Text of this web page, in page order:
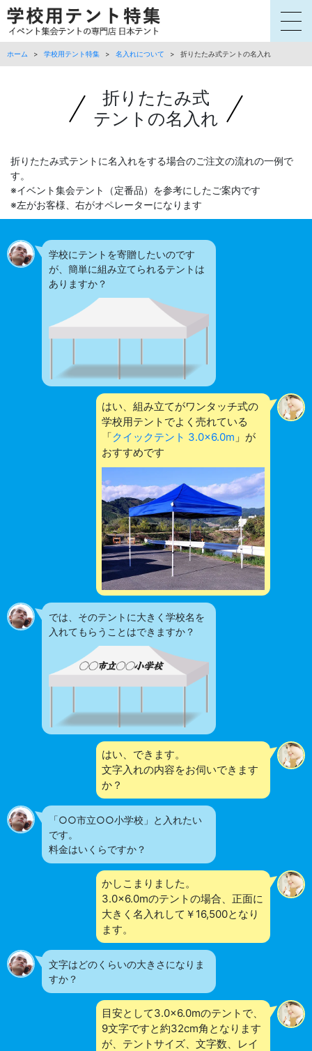
ホーム > 学校用テント特集 > 名入れについて > 折りたたみ式テントの名入れ
折りたたみ式
テントの名入れ
折りたたみ式テントに名入れをする場合のご注文の流れの一例で
す。
※イベント集会テント（定番品）を参考にしたご案内です
※左がお客様、右がオペレーターになります
学校にテントを寄贈したいのです
が、簡単に組み立てられるテントは
ありますか？
はい、組み立てがワンタッチ式の
学校用テントでよく売れている
「クイックテント 3.0×6.0m 」が
おすすめです
では、そのテントに大きく学校名を
入れてもらうことはできますか？
はい、できます。
文字入れの内容をお伺いできます
か？
「○○市立○○小学校」と入れたい
です。
料金はいくらですか？
かしこまりました。
3.0×6.0mのテントの場合、正面に
大きく名入れして￥16,500となり
ます。
文字はどのくらいの大きさになりま
すか？
目安として3.0×6.0mのテントで、
9文字ですと約32cm角となります
が、テントサイズ、文字数、レイ